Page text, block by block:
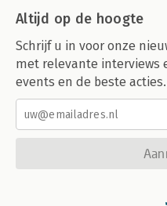
Altijd op de hoogte
Schrijf u in voor onze
met relevante interviews
events en de beste acties.